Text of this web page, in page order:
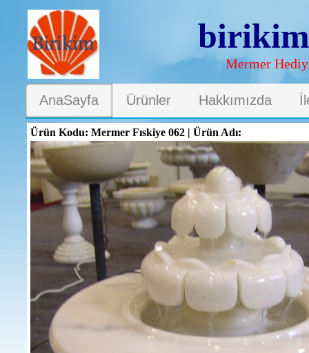
Mermer
AnaSayfa Ürünler Hakkımızda
Ürün Kodu: Mermer Fıskiye 062 | Ürün Adı: